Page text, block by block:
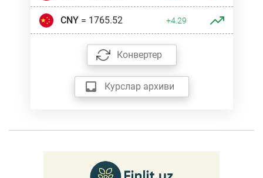
CNY= 1765.52 +4.29
Конвертер
Курслар архиви